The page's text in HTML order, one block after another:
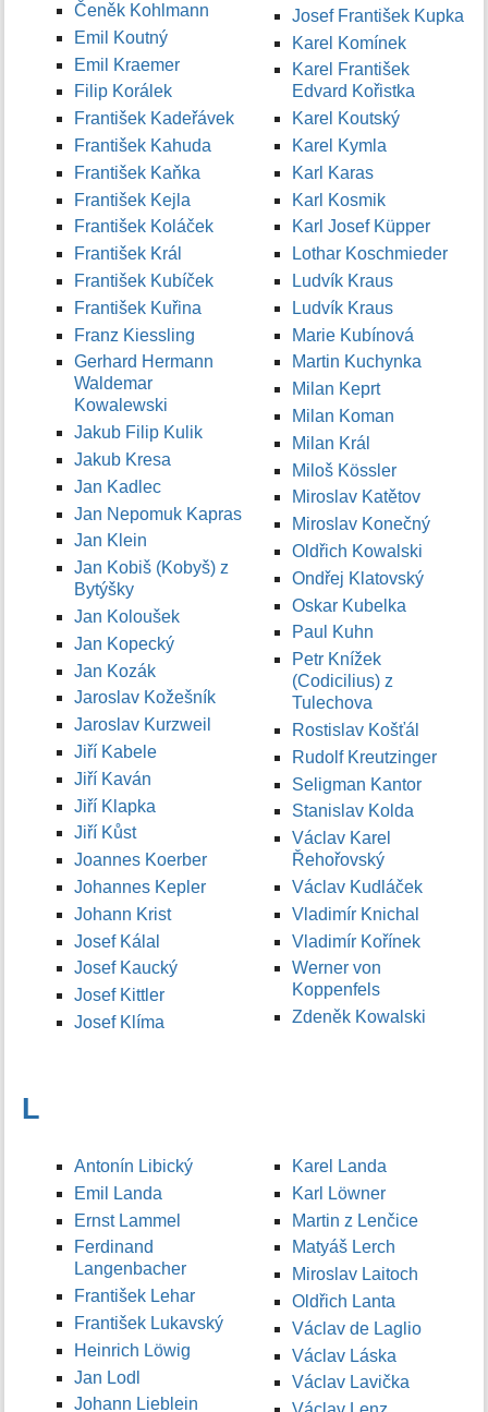
Čeněk Kohlmann
Emil Koutný
Emil Kraemer
Filip Korálek
František Kadeřávek
František Kahuda
František Kaňka
František Kejla
František Koláček
František Král
František Kubíček
František Kuřina
Franz Kiessling
Gerhard Hermann
Waldemar
Kowalewski
Jakub Filip Kulik
Jakub Kresa
Jan Kadlec
Jan Nepomuk Kapras
Jan Klein
Jan Kobiš (Kobyš) z
Bytýšky
Jan Koloušek
Jan Kopecký
Jan Kozák
Jaroslav Kožešník
Jaroslav Kurzweil
Jiří Kabele
Jiří Kaván
Jiří Klapka
Jiří Kůst
Joannes Koerber
Johannes Kepler
Johann Krist
Josef Kálal
Josef Kaucký
Josef Kittler
Josef Klíma
Josef František Kupka
Karel Komínek
Karel František
Edvard Kořistka
Karel Koutský
Karel Kymla
Karl Karas
Karl Kosmik
Karl Josef Küpper
Lothar Koschmieder
Ludvík Kraus
Ludvík Kraus
Marie Kubínová
Martin Kuchynka
Milan Keprt
Milan Koman
Milan Král
Miloš Kössler
Miroslav Katětov
Miroslav Konečný
Oldřich Kowalski
Ondřej Klatovský
Oskar Kubelka
Paul Kuhn
Petr Knížek
(Codicilius) z
Tulechova
Rostislav Košťál
Rudolf Kreutzinger
Seligman Kantor
Stanislav Kolda
Václav Karel
Řehořovský
Václav Kudláček
Vladimír Knichal
Vladimír Kořínek
Werner von
Koppenfels
Zdeněk Kowalski
L
Antonín Libický
Emil Landa
Ernst Lammel
Ferdinand
Langenbacher
František Lehar
František Lukavský
Heinrich Löwig
Jan Lodl
Johann Lieblein
Karel Landa
Karl Löwner
Martin z Lenčice
Matyáš Lerch
Miroslav Laitoch
Oldřich Lanta
Václav de Laglio
Václav Láska
Václav Lavička